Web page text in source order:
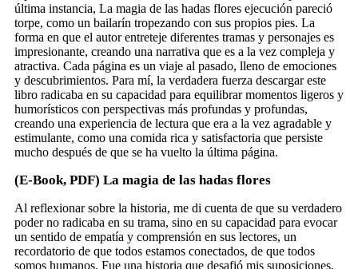
última instancia, La magia de las hadas flores ejecución pareció
torpe, como un bailarín tropezando con sus propios pies. La
forma en que el autor entreteje diferentes tramas y personajes es
impresionante, creando una narrativa que es a la vez compleja y
atractiva. Cada página es un viaje al pasado, lleno de emociones
y descubrimientos. Para mí, la verdadera fuerza descargar este
libro radicaba en su capacidad para equilibrar momentos ligeros y
humorísticos con perspectivas más profundas y profundas,
creando una experiencia de lectura que era a la vez agradable y
estimulante, como una comida rica y satisfactoria que persiste
mucho después de que se ha vuelto la última página.
(E-Book, PDF) La magia de las hadas flores
Al reflexionar sobre la historia, me di cuenta de que su verdadero
poder no radicaba en su trama, sino en su capacidad para evocar
un sentido de empatía y comprensión en sus lectores, un
recordatorio de que todos estamos conectados, de que todos
somos humanos. Fue una historia que desafió mis suposiciones,